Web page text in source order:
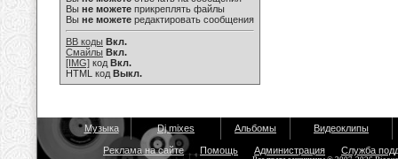
Вы не можете прикреплять файлы
Вы не можете редактировать сообщения
BB коды Вкл.
Смайлы Вкл.
[IMG] код Вкл.
HTML код Выкл.
Музыка Dj mixes Альбомы Видеоклипы
Реклама на сайте Помощь Администрация Служба